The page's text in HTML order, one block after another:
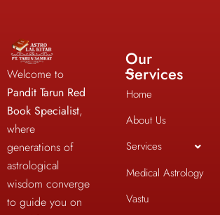
Welcome to
Pandit Tarun Red
Book Specialist,
where
generations of
astrological
wisdom converge
to guide you on
Our
Services
Home
About Us
Services
Medical Astrology
Vastu